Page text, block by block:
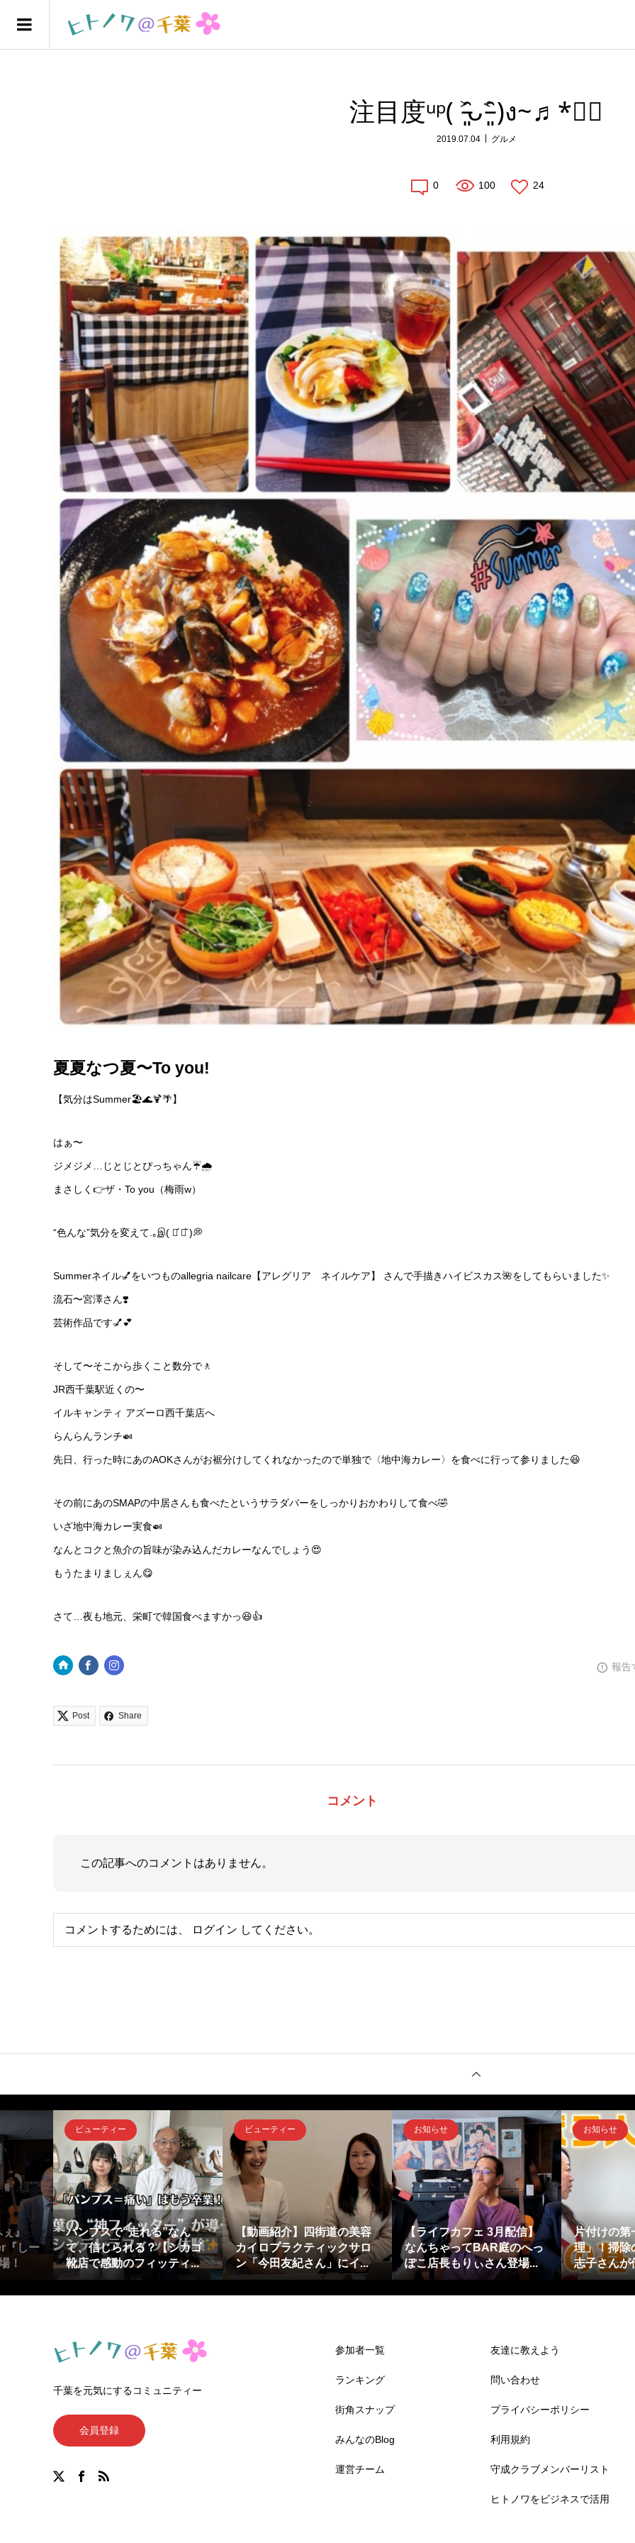
注目度ᵘᵖ( ˃̵͈̑ᴗ˂̵͈̑ )ง~♬*੦ْ
2019.07.04 グルメ
0 100 24
夏夏なつ夏〜To you!
【気分はSummer🏖🌊🍹🌴】
はぁ〜
ジメジメ…じとじとぴっちゃん☔🌧
まさしく👉ザ・To you（梅雨w）
“色んな”気分を変えて.｡இ( ･᷄ ･᷅ )💭
Summerネイル💅をいつものallegria nailcare【アレグリア ネイルケア】 さんで手描きハイビスカス🌺をしてもらいました✨
流石〜宮澤さん❣️
芸術作品です💅💕
そして〜そこから歩くこと数分で🚶
JR西千葉駅近くの〜
イルキャンティ アズーロ西千葉店へ
らんらんランチ🍛
先日、行った時にあのAOKさんがお裾分けしてくれなかったので単独で〈地中海カレー〉を食べに行って参りました😆
その前にあのSMAPの中居さんも食べたというサラダバーをしっかりおかわりして食べ🤣
いざ地中海カレー実食🍛
なんとコクと魚介の旨味が染み込んだカレーなんでしょう😍
もうたまりましぇん😋
さて…夜も地元、栄町で韓国食べますかっ😆👍
報告
Post Share
コメント
この記事へのコメントはありません。
コメントするためには、 ログイン してください。
』
『しー
！
ビューティー
パンプスで“走れる”なん
て、信じられる？【シカゴ
靴店で感動のフィッティ...
ビューティー
【動画紹介】四街道の美容
カイロプラクティックサロ
ン「今田友紀さん」にイ...
お知らせ
【ライフカフェ 3月配信】
なんちゃってBAR庭のへっ
ぽこ店長もりぃさん登場...
お知らせ
片付けの第
理」！掃除
志子さんが
千葉を元気にするコミュニティー
会員登録
参加者一覧
ランキング
街角スナップ
みんなのBlog
運営チーム
友達に教えよう
問い合わせ
プライバシーポリシー
利用規約
守成クラブメンバーリスト
ヒトノワをビジネスで活用